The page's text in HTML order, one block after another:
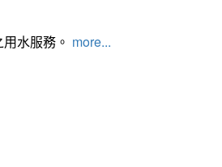
水服務。 more...